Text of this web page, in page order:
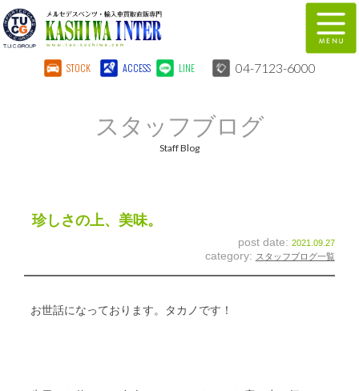
STOCK ACCESS LINE 04-7123-6000
全国納車
自動車保険
リクルート
スタッフブログ 納車情報
スタッフブログ
Staff Blog
珍しさの上、美味。
post date: 2021.09.27
category: スタッフブログ一覧
お世話になっております。タカノです！